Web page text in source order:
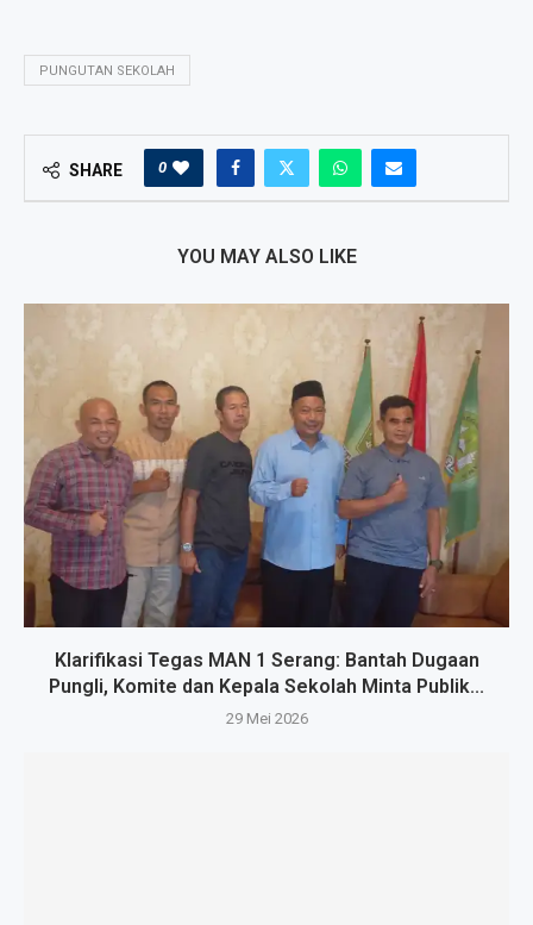
PUNGUTAN SEKOLAH
SHARE 0
YOU MAY ALSO LIKE
Klarifikasi Tegas MAN 1 Serang: Bantah Dugaan
Pungli, Komite dan Kepala Sekolah Minta Publik...
29 Mei 2026